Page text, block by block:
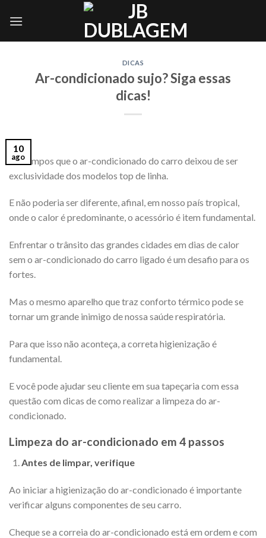
DICAS
Ar-condicionado sujo? Siga essas
dicas!
10
ago
Há tempos que o ar-condicionado do carro deixou de ser
exclusividade dos modelos top de linha.
E não poderia ser diferente, afinal, em nosso país tropical,
onde o calor é predominante, o acessório é item fundamental.
Enfrentar o trânsito das grandes cidades em dias de calor
sem o ar-condicionado do carro ligado é um desafio para os
fortes.
Mas o mesmo aparelho que traz conforto térmico pode se
tornar um grande inimigo de nossa saúde respiratória.
Para que isso não aconteça, a correta higienização é
fundamental.
E você pode ajudar seu cliente em sua tapeçaria com essa
questão com dicas de como realizar a limpeza do ar-
condicionado.
Limpeza do ar-condicionado em 4 passos
Antes de limpar, verifique
Ao iniciar a higienização do ar-condicionado é importante
verificar alguns componentes de seu carro.
Cheque se a correia do ar-condicionado está em ordem e com